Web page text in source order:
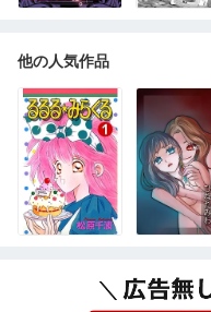
他の人気作品